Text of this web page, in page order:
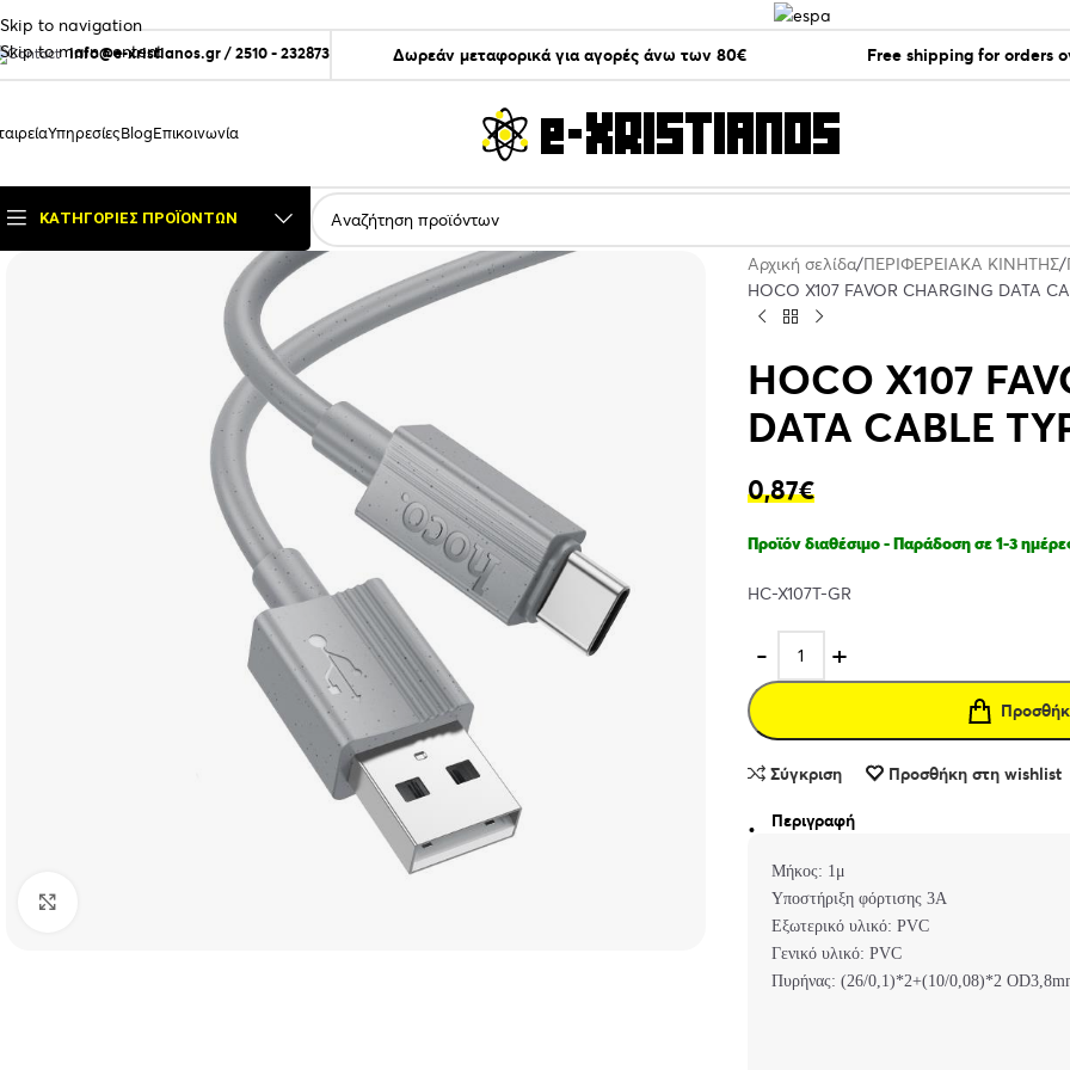
Skip to navigation
Skip to main content
info@e-xristianos.gr/2510 - 232873 Δωρεάν μεταφορικά για αγορές άνω των 80€ Free shipping for orders
ΥπηρεσίεςBlogΕπικοινωνία
ΚΑΤΗΓΟΡΊΕΣ ΠΡΟΪΌΝΤΩΝ
Αρχική σελίδα ΠΕΡΙΦΕΡΕΙΑΚΑ ΚΙΝΗΤΗΣ
HOCO X107 FAVOR CHARGING DATA
HOCO X107
DATA CABLE
0,87€
Προϊόν διαθέσιμο - Παράδοση σε 1-3
HC-X107T-GR
Σύγκριση Προσθήκη στη wishlist
Περιγραφή
Μήκος: 1μ
Υποστήριξη φόρτισης 3Α
Εξωτερικό υλικό: PVC
Γενικό υλικό: PVC
Πυρήνας: (26/0,1)*2+(10/0,08)*2